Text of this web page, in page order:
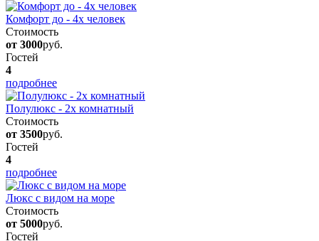
Комфорт до - 4х человек
Стоимость
от 3000руб.
Гостей
4
подробнее
Полулюкс - 2х комнатный
Стоимость
от 3500руб.
Гостей
4
подробнее
Люкс с видом на море
Стоимость
от 5000руб.
Гостей